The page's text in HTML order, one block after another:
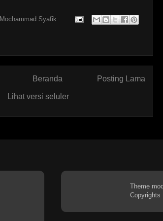
Mochammad Syafik
Posting Lama
Beranda
Lihat versi seluler
Theme
Copyrights